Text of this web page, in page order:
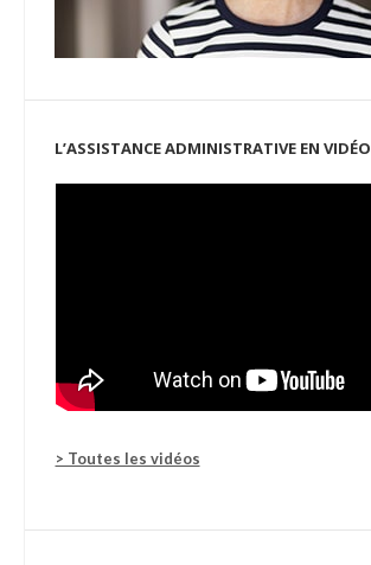
L’ASSISTANCE ADMINISTRATIVE EN VIDÉO
> Toutes les vidéos